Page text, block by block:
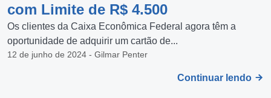
com Limite de R$ 4.500
Os clientes da Caixa Econômica Federal agora têm a
oportunidade de adquirir um cartão de...
12 de junho de 2024 - Gilmar Penter
Continuar lendo